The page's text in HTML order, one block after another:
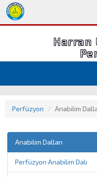
Perfüzyon Anabilim
Anabilim Dalları
Perfüzyon Anabilim Dalı